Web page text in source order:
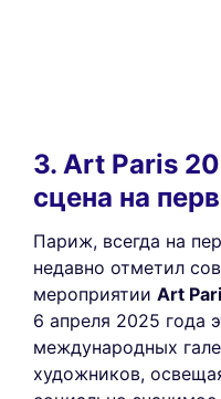
3. Art Paris
сцена на
Париж, всегда на
недавно отметил
мероприятии Art
6 апреля 2025 года
международных
художников,